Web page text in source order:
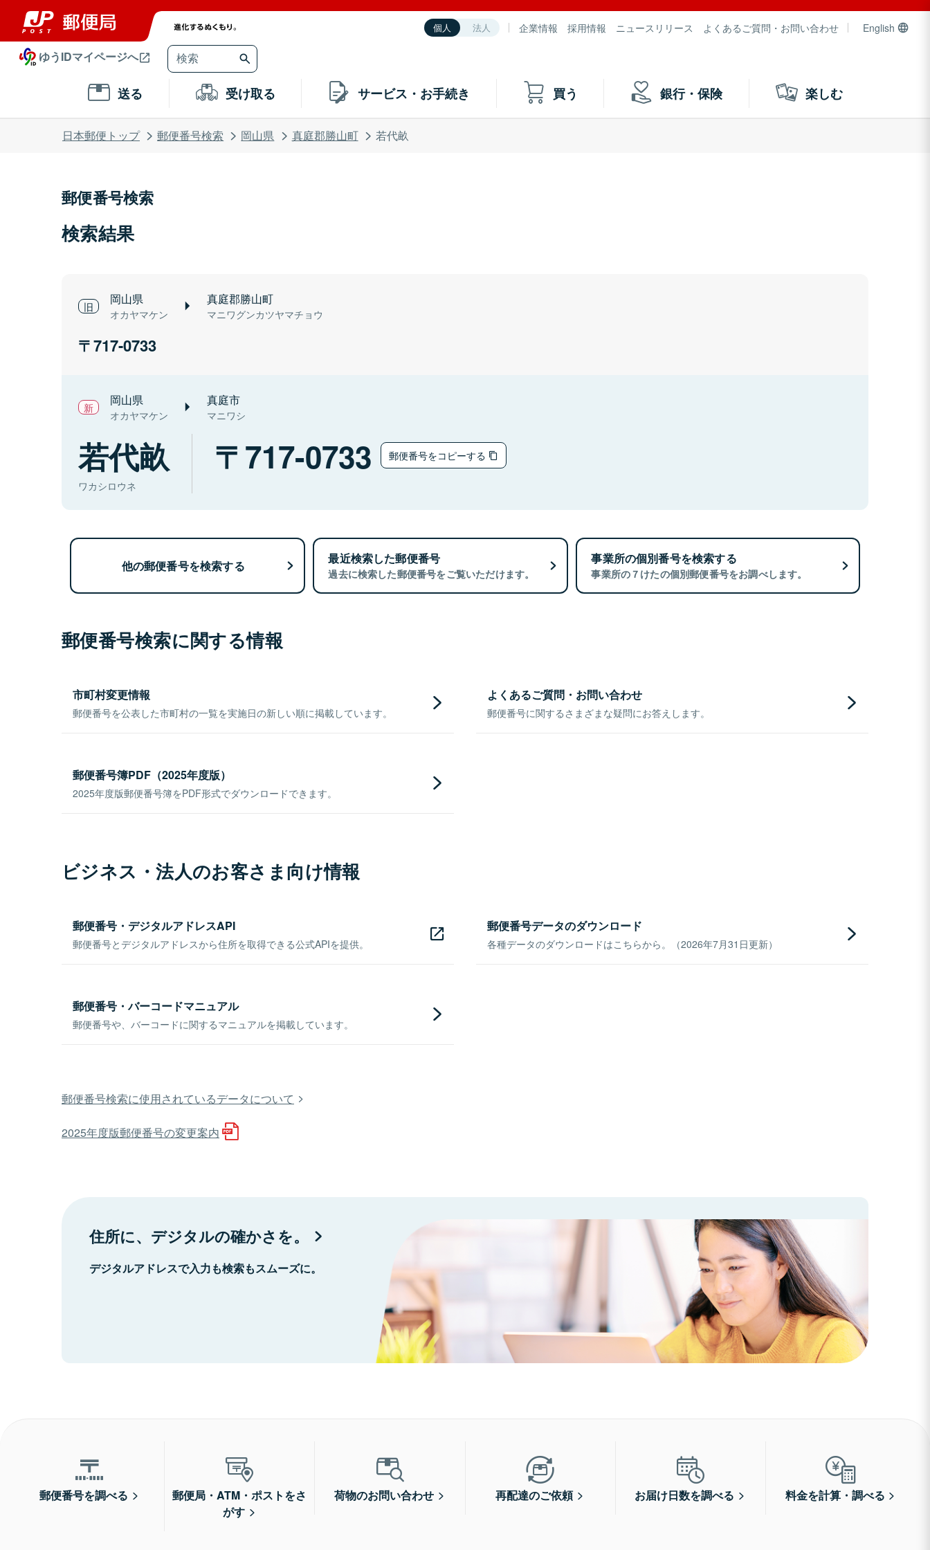
個人 法人 企業情報 採用情報 ニュースリリース よくあるご質問・お問い合わせ English
ゆうIDマイページへ
送る 受け取る サービス・お手続き 買う 銀行・保険 楽しむ
日本郵便トップ 郵便番号検索 岡山県 真庭郡勝山町 若代畝
郵便番号検索
検索結果
岡山県
オカヤマケン
真庭郡勝山町
マニワグンカツヤマチョウ
717-0733
岡山県
オカヤマケン
真庭市
マニワシ
若代畝
ワカシロウネ
717-0733 郵便番号をコピーする
他の郵便番号を検索する 最近検索した郵便番号
過去に検索した郵便番号をご覧いただけます。
事業所の個別番号を検索する
事業所の７けたの個別郵便番号をお調べします。
郵便番号検索に関する情報
市町村変更情報
郵便番号を公表した市町村の一覧を実施日の新しい順に掲載しています。
よくあるご質問・お問い合わせ
郵便番号に関するさまざまな疑問にお答えします。
郵便番号簿PDF（2025年度版）
2025年度版郵便番号簿をPDF形式でダウンロードできます。
ビジネス・法人のお客さま向け情報
郵便番号・デジタルアドレスAPI
郵便番号とデジタルアドレスから住所を取得できる公式APIを提供。
郵便番号データのダウンロード
各種データのダウンロードはこちらから。（2026年7月31日更新）
郵便番号・バーコードマニュアル
郵便番号や、バーコードに関するマニュアルを掲載しています。
郵便番号検索に使用されているデータについて
2025年度版郵便番号の変更案内
住所に、デジタルの確かさを。
デジタルアドレスで入力も検索もスムーズに。
郵便番号を調べる
郵便局・ATM・ポストをさ
がす
荷物のお問い合わせ 再配達のご依頼 お届け日数を調べる 料金を計算・調べる